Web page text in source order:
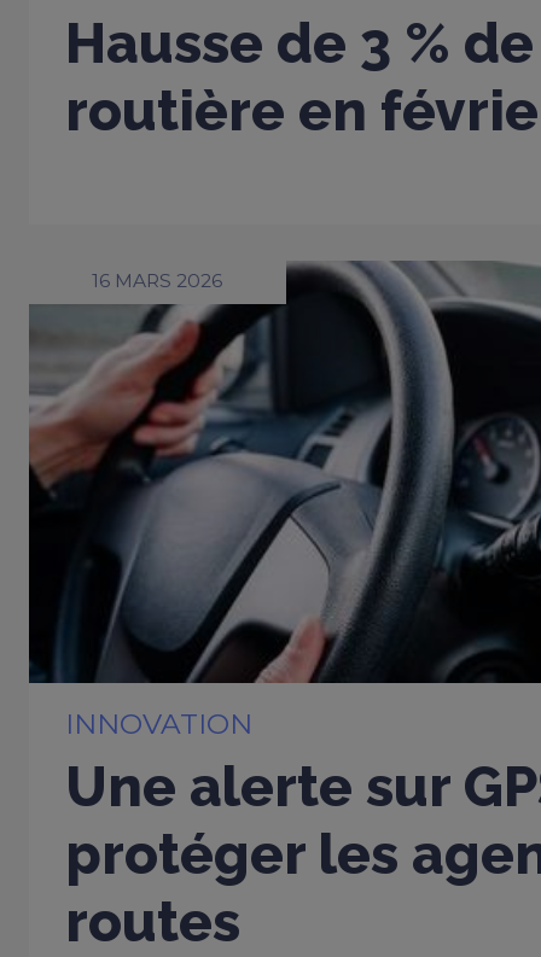
Hausse de 3 %
routière en
16 MARS 2026
INNOVATION
Une alerte sur
protéger les
routes